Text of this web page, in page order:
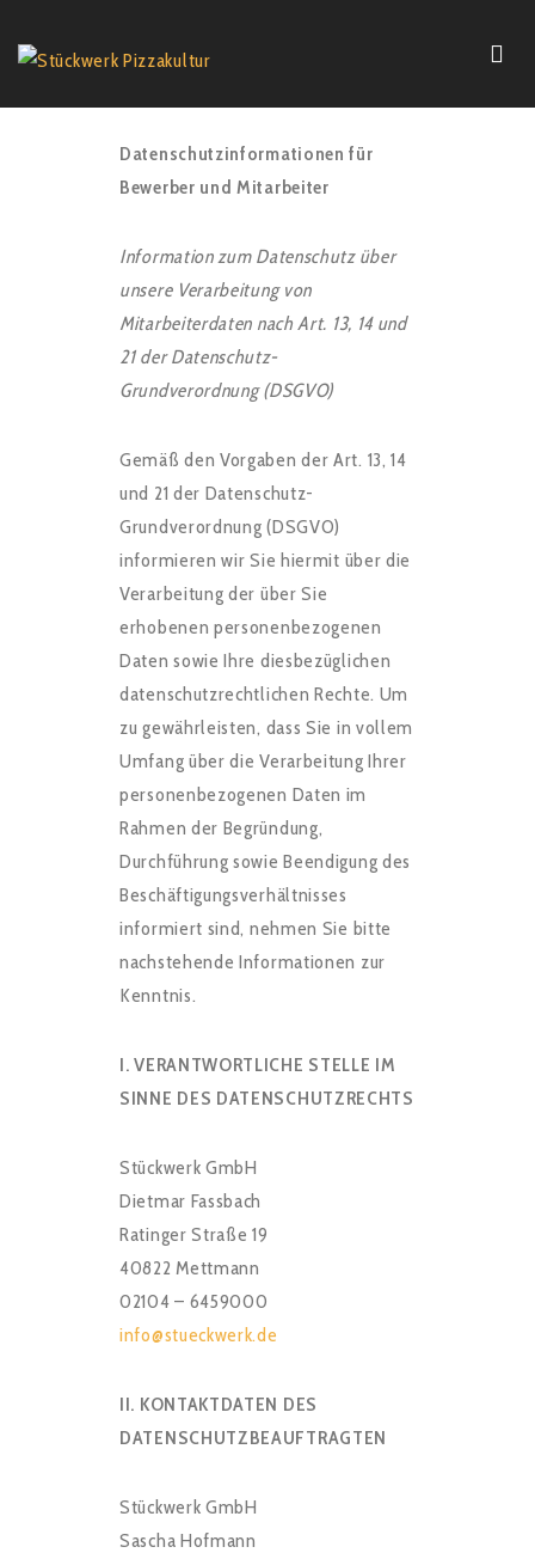
Datenschutzinformationen für
Bewerber und Mitarbeiter
Information zum Datenschutz über
unsere Verarbeitung von
Mitarbeiterdaten nach Art. 13, 14 und
21 der Datenschutz-
Grundverordnung (DSGVO)
Gemäß den Vorgaben der Art. 13, 14
und 21 der Datenschutz-
Grundverordnung (DSGVO)
informieren wir Sie hiermit über die
Verarbeitung der über Sie
erhobenen personenbezogenen
Daten sowie Ihre diesbezüglichen
datenschutzrechtlichen Rechte. Um
zu gewährleisten, dass Sie in vollem
Umfang über die Verarbeitung Ihrer
personenbezogenen Daten im
Rahmen der Begründung,
Durchführung sowie Beendigung des
Beschäftigungsverhältnisses
informiert sind, nehmen Sie bitte
nachstehende Informationen zur
Kenntnis.
I. VERANTWORTLICHE STELLE IM
SINNE DES DATENSCHUTZRECHTS
Stückwerk GmbH
Dietmar Fassbach
Ratinger Straße 19
40822 Mettmann
02104 – 6459000
info@stueckwerk.de
II. KONTAKTDATEN DES
DATENSCHUTZBEAUFTRAGTEN
Stückwerk GmbH
Sascha Hofmann